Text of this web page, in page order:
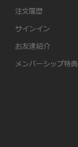
注文履歴
サインイン
お友達紹介
メンバーシップ特典